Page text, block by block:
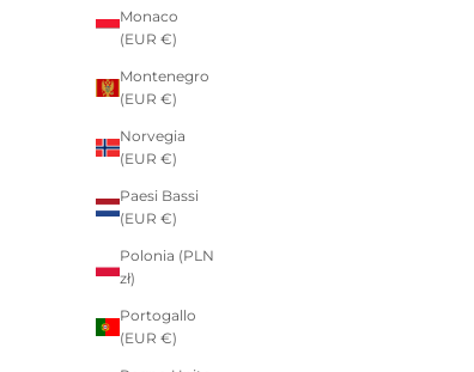
Monaco
(EUR €)
Montenegro
(EUR €)
Norvegia
(EUR €)
Paesi Bassi
(EUR €)
Polonia (PLN
zł)
Portogallo
(EUR €)